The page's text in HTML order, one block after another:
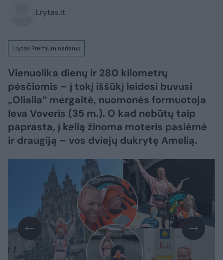
Lrytas.lt
Lrytas Premium nariams
Vienuolika dienų ir 280 kilometrų
pėsčiomis – į tokį iššūkį leidosi buvusi
„Olialia“ mergaitė, nuomonės formuotoja
Ieva Voveris (35 m.). O kad nebūtų taip
paprasta, į kelią žinoma moteris pasiėmė
ir draugiją – vos dviejų dukrytę Amelią.